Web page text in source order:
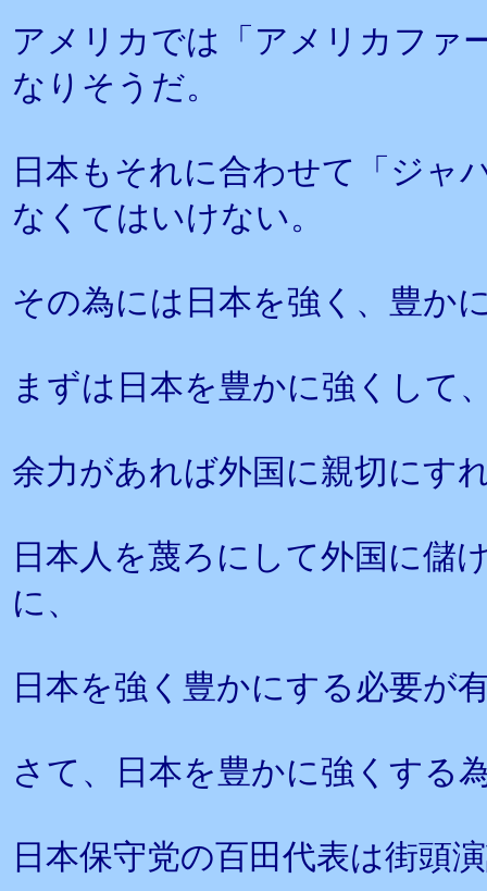
アメリカでは「アメリカファ
なりそうだ。
日本もそれに合わせて「ジャ
なくてはいけない。
その為には日本を強く、豊か
まずは日本を豊かに強くして
余力があれば外国に親切にす
日本人を蔑ろにして外国に儲
に、
日本を強く豊かにする必要が
さて、日本を豊かに強くする
日本保守党の百田代表は街頭